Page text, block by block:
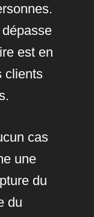
est en
clients
cas
une
du
du